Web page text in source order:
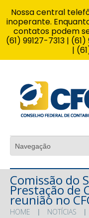
Comissão do
Prestação de
reunião no
HOME NOTÍCIAS
Nossa central
inoperante.
contatos podem
(61) 99127-7313 |
|